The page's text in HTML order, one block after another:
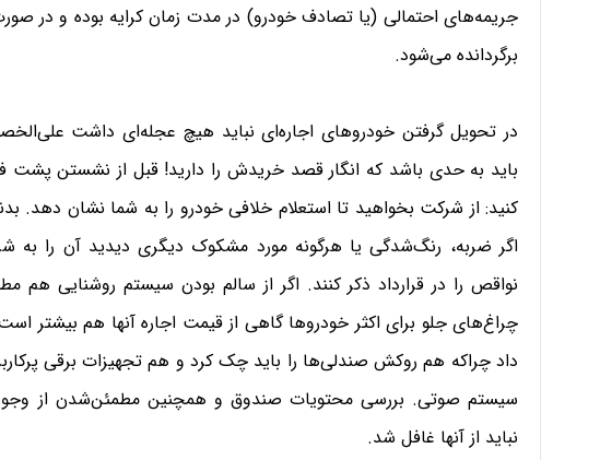
جریمه‌های‌ احتمالی (یا تصادف خودرو) در مدت زمان کرایه بوده و در
برگردانده می‌شود.
در تحویل گرفتن خودروهای اجاره‌ای نباید هیچ عجله‌ای داشت
باید به حدی باشد که انگار قصد خریدش را دارید! قبل از نشستن پشت
کنید: از شرکت بخواهید تا استعلام خلافی خودرو را به شما نشان دهد.
اگر ضربه، رنگ‌شدگی یا هرگونه مورد مشکوک دیگری دیدید آن را به
نواقص را در قرارداد ذکر کنند. اگر از سالم بودن سیستم روشنایی هم
چراغ‌های جلو برای اکثر خودروها گاهی از قیمت اجاره آنها هم بیشتر
داد چراکه هم روکش صندلی‌ها را باید چک کرد و هم تجهیزات برقی
سیستم صوتی. بررسی محتویات صندوق و همچنین مطمئن‌شدن از
نباید از آنها غافل شد.